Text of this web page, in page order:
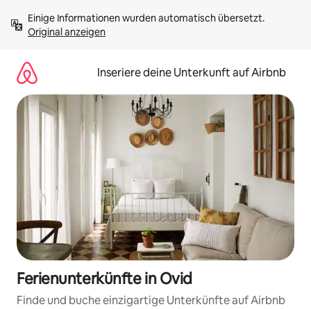
Inhalten
springenOriginal anzeigen
Inseriere deine Unterkunft auf Airbnb
Ferienunterkünfte in Ovid
Finde und buche einzigartige Unterkünfte auf Airbnb